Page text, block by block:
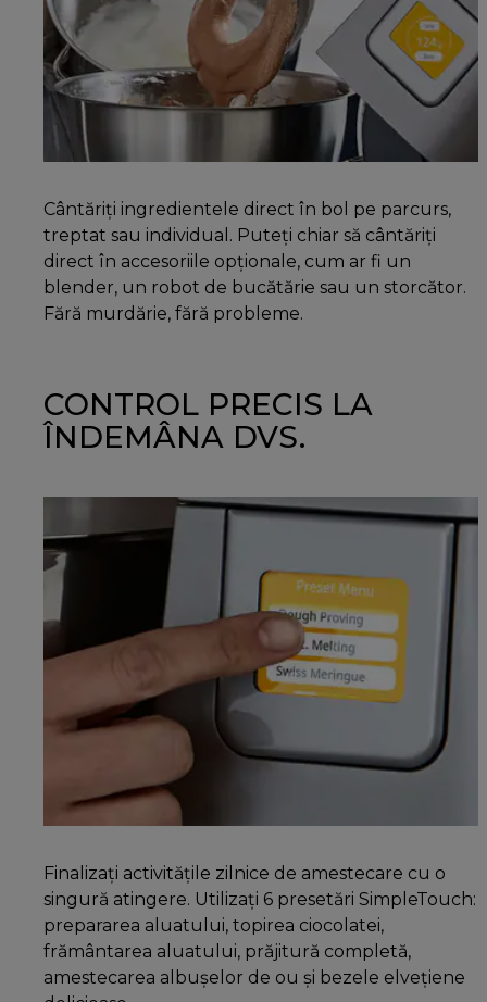
Cântăriţi ingredientele direct în bol pe parcurs,
treptat sau individual. Puteți chiar să cântăriți
direct în accesoriile opționale, cum ar fi un
blender, un robot de bucătărie sau un storcător.
Fără murdărie, fără probleme.
CONTROL PRECIS LA
ÎNDEMÂNA DVS.
Finalizați activitățile zilnice de amestecare cu o
singură atingere. Utilizați 6 presetări SimpleTouch:
prepararea aluatului, topirea ciocolatei,
frământarea aluatului, prăjitură completă,
amestecarea albușelor de ou și bezele elvețiene